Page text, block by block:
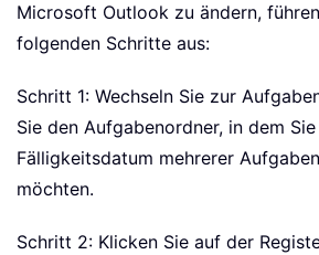
Microsoft Outlook zu ändern,
folgenden Schritte aus:
Schritt 1: Wechseln Sie zur
Sie den Aufgabenordner, in dem
Fälligkeitsdatum mehrerer
möchten.
Schritt 2: Klicken Sie auf der